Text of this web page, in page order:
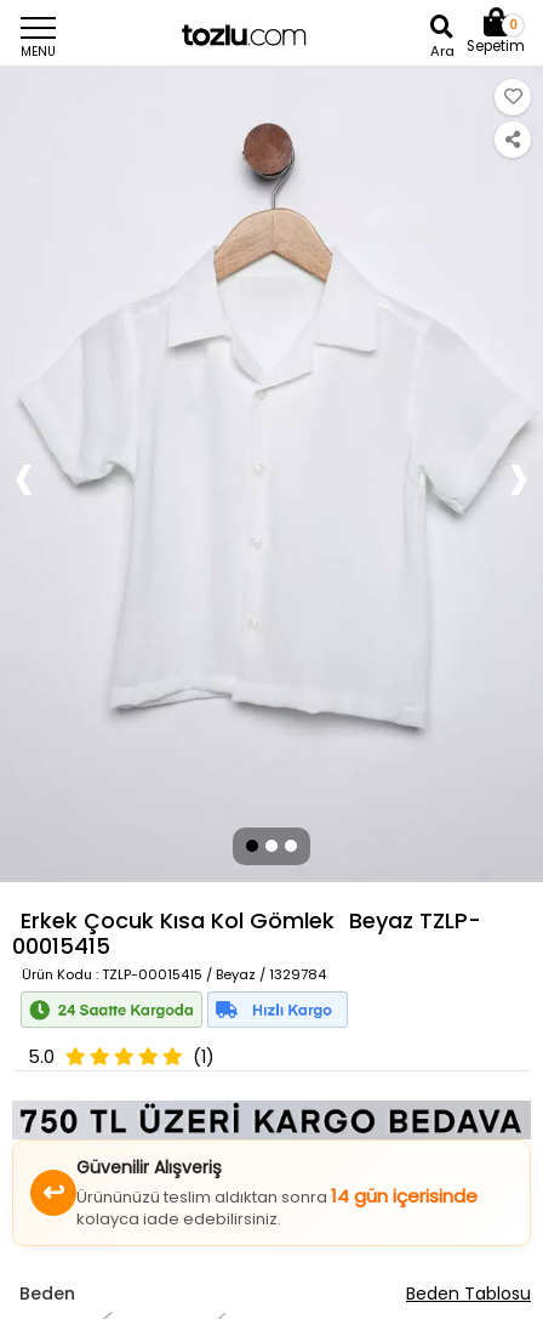
MENU Ara
0
Sepetim
Erkek Çocuk Kısa Kol Gömlek Beyaz TZLP-
00015415
Ürün Kodu : TZLP-00015415 / Beyaz / 1329784
5.0 (1)
↩
Güvenilir Alışveriş
Ürününüzü teslim aldıktan sonra 14 gün içerisinde
kolayca iade edebilirsiniz.
Beden Beden Tablosu